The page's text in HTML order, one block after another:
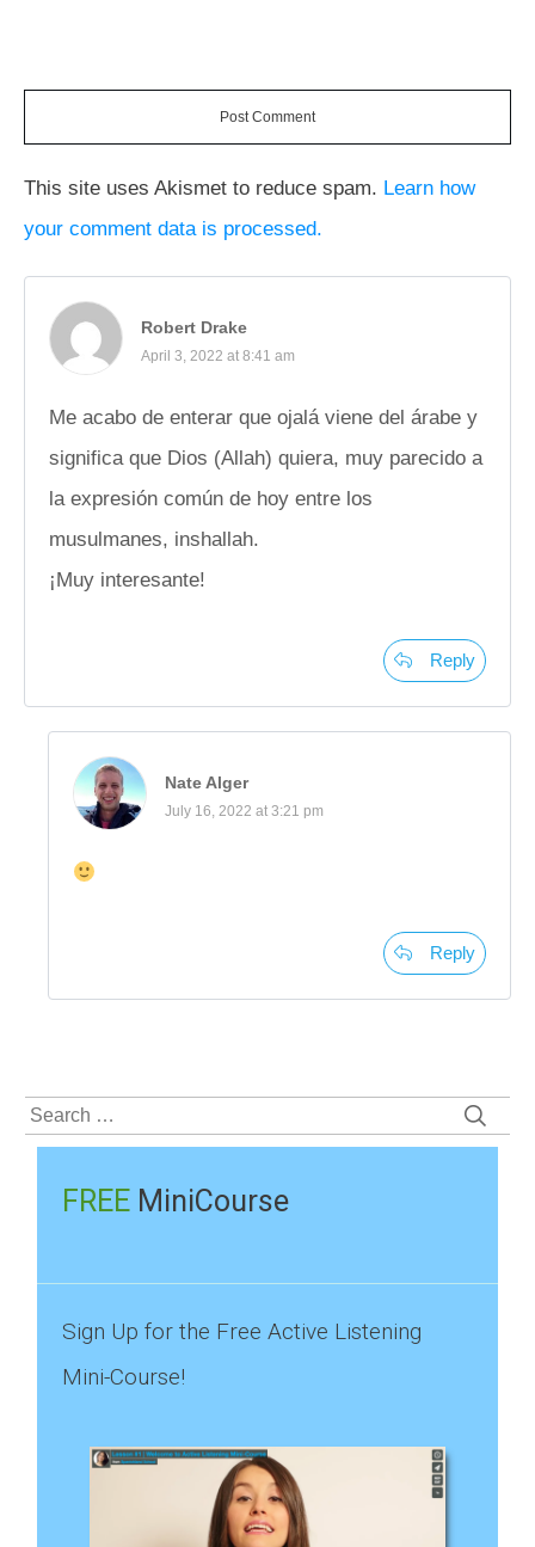
Post Comment
This site uses Akismet to reduce spam. Learn how
your comment data is processed.
Robert Drake
April 3, 2022 at 8:41 am
Me acabo de enterar que ojalá viene del árabe y
significa que Dios (Allah) quiera, muy parecido a
la expresión común de hoy entre los
musulmanes, inshallah.
¡Muy interesante!
Reply
Nate Alger
July 16, 2022 at 3:21 pm
Reply
Search
for:
FREE MiniCourse
Sign Up for the Free Active Listening
Mini-Course!